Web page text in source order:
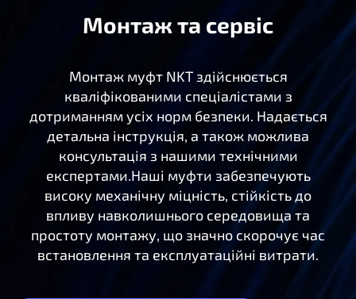
Монтаж та сервіс
Монтаж муфт NKT здійснюється
кваліфікованими спеціалістами з
дотриманням усіх норм безпеки. Надається
детальна інструкція, а також можлива
консультація з нашими технічними
експертами.Наші муфти забезпечують
високу механічну міцність, стійкість до
впливу навколишнього середовища та
простоту монтажу, що значно скорочує час
встановлення та експлуатаційні витрати.